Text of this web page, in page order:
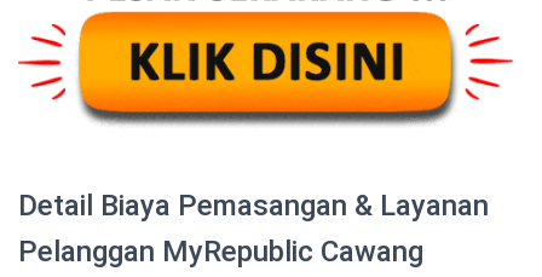
Detail Biaya Pemasangan & Layanan
Pelanggan MyRepublic Cawang